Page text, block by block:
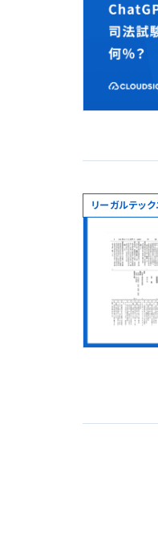
リーガルテッ